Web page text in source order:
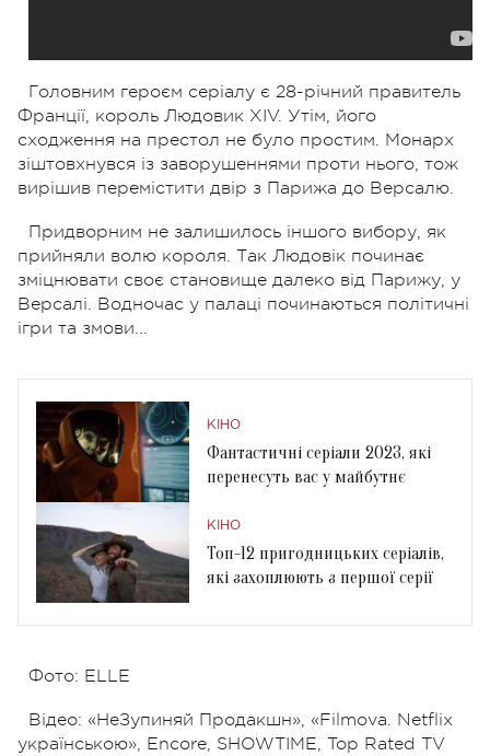
Головним героєм серіалу є 28-річний правитель
Франції, король Людовик XIV. Утім, його
сходження на престол не було простим. Монарх
зіштовхнувся із заворушеннями проти нього, тож
вирішив перемістити двір з Парижа до Версалю.
Придворним не залишилось іншого вибору, як
прийняли волю короля. Так Людовік починає
зміцнювати своє становище далеко від Парижу, у
Версалі. Водночас у палаці починаються політичні
ігри та змови...
КІНО
Фантастичні серіали 2023, які
перенесуть вас у майбутнє
КІНО
Топ-12 пригодницьких серіалів,
які захоплюють з першої серії
Фото: ELLE
Відео: «НеЗупиняй Продакшн», «Filmova. Netflix
українською», Encore, SHOWTIME, Top Rated TV